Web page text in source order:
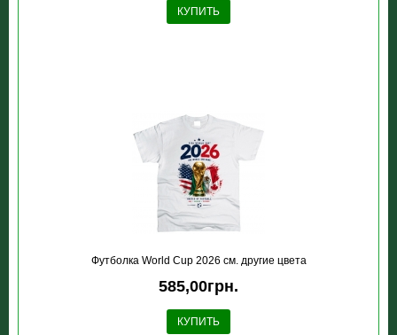
КУПИТЬ
Футболка World Cup 2026 см. другие цвета
585,00грн.
КУПИТЬ